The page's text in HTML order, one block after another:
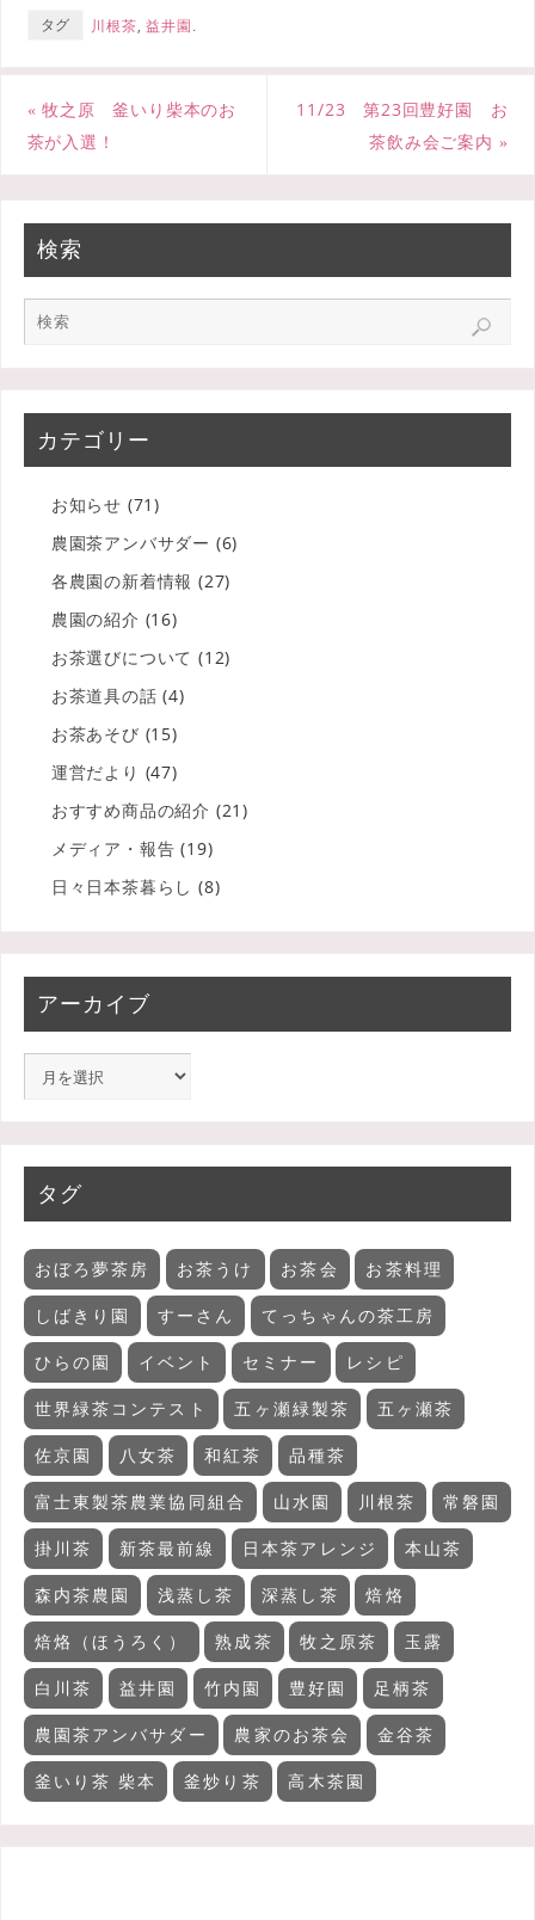
o
k
e
タグ 川根茶,益井園.
« 牧之原 釜いり柴本のお
茶が入選！
11/23 第23回豊好園 お
茶飲み会ご案内 »
検索
カテゴリー
お知らせ (71)
農園茶アンバサダー (6)
各農園の新着情報 (27)
農園の紹介 (16)
お茶選びについて (12)
お茶道具の話 (4)
お茶あそび (15)
運営だより (47)
おすすめ商品の紹介 (21)
メディア・報告 (19)
日々日本茶暮らし (8)
アーカイブ
タグ
おぼろ夢茶房 お茶うけ お茶会 お茶料理
しばきり園 すーさん てっちゃんの茶工房
ひらの園 イベント セミナー レシピ
世界緑茶コンテスト 五ヶ瀬緑製茶 五ヶ瀬茶
佐京園 八女茶 和紅茶 品種茶
富士東製茶農業協同組合 山水園 川根茶 常磐園
掛川茶 新茶最前線 日本茶アレンジ 本山茶
森内茶農園 浅蒸し茶 深蒸し茶 焙烙
焙烙（ほうろく） 熟成茶 牧之原茶 玉露
白川茶 益井園 竹内園 豊好園 足柄茶
農園茶アンバサダー 農家のお茶会 金谷茶
釜いり茶 柴本 釜炒り茶 高木茶園